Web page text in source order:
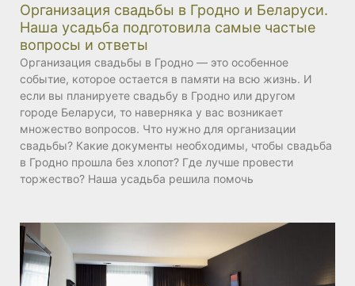
Организация свадьбы в Гродно и Беларуси.
Наша усадьба подготовила самые частые
вопросы и ответы
Организация свадьбы в Гродно — это особенное
событие, которое остается в памяти на всю жизнь. И
если вы планируете свадьбу в Гродно или другом
городе Беларуси, то наверняка у вас возникает
множество вопросов. Что нужно для организации
свадьбы? Какие документы необходимы, чтобы свадьба
в Гродно прошла без хлопот? Где лучше провести
торжество? Наша усадьба решила помочь